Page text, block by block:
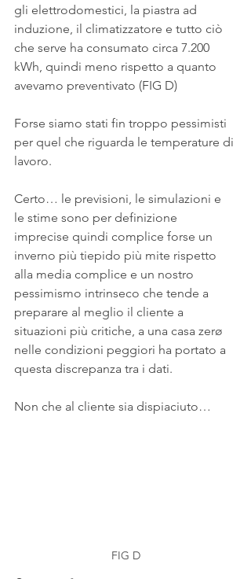
gli elettrodomestici, la piastra ad
induzione, il climatizzatore e tutto ciò
che serve ha consumato circa 7.200
kWh, quindi meno rispetto a quanto
avevamo preventivato (FIG D)
Forse siamo stati fin troppo pessimisti
per quel che riguarda le temperature di
lavoro.
Certo… le previsioni, le simulazioni e
le stime sono per definizione
imprecise quindi complice forse un
inverno più tiepido più mite rispetto
alla media complice e un nostro
pessimismo intrinseco che tende a
preparare al meglio il cliente a
situazioni più critiche, a una casa zerø
nelle condizioni peggiori ha portato a
questa discrepanza tra i dati.
Non che al cliente sia dispiaciuto…
FIG D